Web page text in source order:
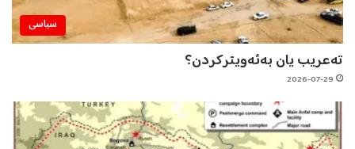
سیاسی
تەعریب یان بەئەویترکردن؟
2026-07-29